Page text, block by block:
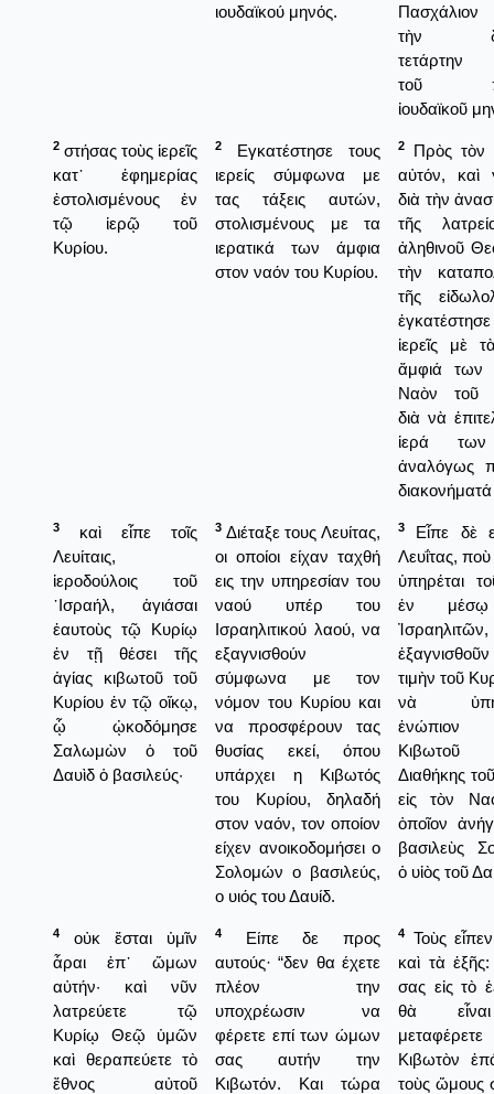
ιουδαϊκού μηνός.
τὴν
τετάρτην
τοῦ
ἰουδαϊκοῦ
2 στήσας τοὺς ἱερεῖς
κατ᾿ ἐφημερίας
ἐστολισμένους ἐν
τῷ ἱερῷ τοῦ
Κυρίου.
2
Εγκατέστησε τους
ιερείς σύμφωνα με
τας τάξεις αυτών,
στολισμένους με τα
ιερατικά των άμφια
στον ναόν του Κυρίου.
2
Πρὸς τὸν
αὐτόν, καὶ
διὰ τὴν
τῆς
ἀληθινοῦ
τὴν
τῆς
ἱερεῖς μὲ
ἄμφιά των
Ναὸν τοῦ
διὰ νὰ
ἱερά
ἀναλόγως
3
καὶ εἶπε τοῖς
Λευίταις,
ἱεροδούλοις τοῦ
᾿Ισραήλ, ἁγιάσαι
ἑαυτοὺς τῷ Κυρίῳ
ἐν τῇ θέσει τῆς
ἁγίας κιβωτοῦ τοῦ
Κυρίου ἐν τῷ οἴκῳ,
ᾧ ᾠκοδόμησε
Σαλωμὼν ὁ τοῦ
Δαυὶδ ὁ βασιλεύς·
3 Διέταξε τους Λευίτας,
οι οποίοι είχαν ταχθή
εις την υπηρεσίαν του
ναού υπέρ του
Ισραηλιτικού λαού, να
εξαγνισθούν
σύμφωνα με τον
νόμον του Κυρίου και
να προσφέρουν τας
θυσίας εκεί, όπου
υπάρχει η Κιβωτός
του Κυρίου, δηλαδή
στον ναόν, τον οποίον
είχεν ανοικοδομήσει ο
Σολομών ο βασιλεύς,
ο υιός του Δαυίδ.
3
Εἶπε δὲ
Λευΐτας,
ὑπηρέται
ἐν
τιμὴν τοῦ
νὰ
Διαθήκης
εἰς τὸν
ὁποῖον
βασιλεὺς
ὁ υἱὸς τοῦ
4
οὐκ ἔσται ὑμῖν
ἆραι ἐπ᾿ ὤμων
αὐτήν· καὶ νῦν
λατρεύετε τῷ
Κυρίῳ Θεῷ ὑμῶν
καὶ θεραπεύετε τὸ
ἔθνος αὐτοῦ
4
Είπε δε προς
αυτούς· “δεν θα έχετε
πλέον την
υποχρέωσιν να
φέρετε επί των ώμων
σας αυτήν την
Κιβωτόν. Και τώρα
4
Τοὺς
καὶ τὰ
σας εἰς τὸ
θὰ
Κιβωτὸν
τοὺς ὤμους